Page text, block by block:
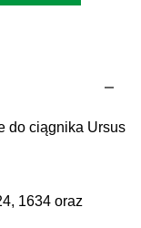
do ciągnika Ursus
1634 oraz